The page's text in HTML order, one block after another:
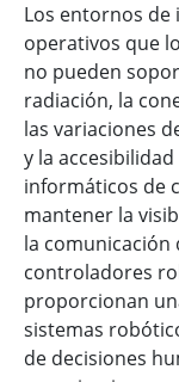
Los entornos de
operativos que
no pueden
radiación, la
las variaciones
y la
informáticos de
mantener la
la comunicación
controladores
proporcionan
sistemas
de decisiones